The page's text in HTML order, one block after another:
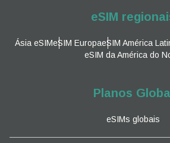
eSIM
Ásia eSIMeSIM EuropaeSIM América
eSIM da América do
Planos Global
eSIMs globais